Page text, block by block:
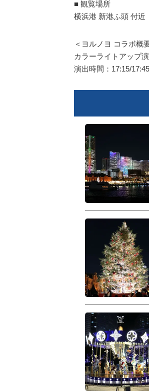
■ 観覧場所
横浜港 新港ふ頭 付近
＜ヨルノヨ コラボ概
カラーライトアップ
演出時間：17:15/